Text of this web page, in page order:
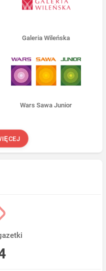
Galeria Wileńska
Wars Sawa Junior